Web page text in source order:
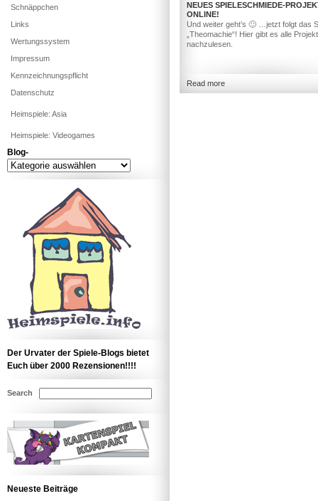
NEUES SPIELESCHMIEDE-
ONLINE!
Und weiter geht’s 🙂 …jetzt folgt das
„Theomachie“! Hier gibt es alle
nachzulesen.
Read more
Schnäppchen
Links
Wertungssystem
Impressum
Kennzeichnungspflicht
Datenschutz
Heimspiele: Asia
Heimspiele: Videogames
Blog-
Blog-
Der Urvater der Spiele-Blogs bietet
Euch über 2000 Rezensionen!!!!
Search
Neueste Beiträge